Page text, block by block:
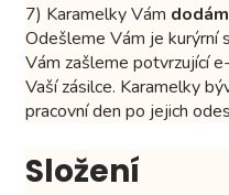
7) Karamelky Vám
Odešleme Vám je kurýrní
Vám zašleme potvrzující
Vaší zásilce. Karamelky
pracovní den po jejich
Složení